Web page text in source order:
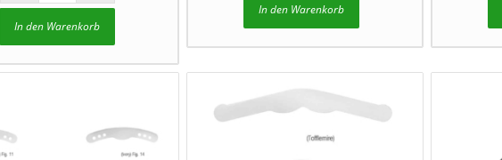
In den Warenkorb
In den Warenkorb